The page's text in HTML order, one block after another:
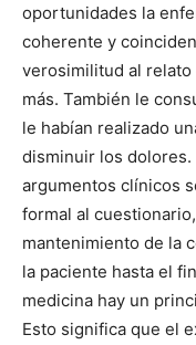
oportunidades la
coherente y
verosimilitud al relato
más. También le
le habían realizado
disminuir los dolores.
argumentos clínicos
formal al
mantenimiento de la
la paciente hasta el
medicina hay un
Esto significa que el